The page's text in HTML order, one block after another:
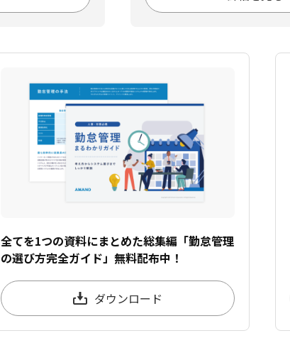
全てを1つの資料にまとめた総集編「勤怠管理
の選び方完全ガイド」無料配布中！
ダウンロード